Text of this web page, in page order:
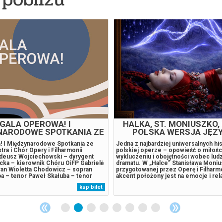
DZIADÓW, ORATORIUM
INSCENIZOWANE
brzmieniu autorstwa
i Krzysztofa Herdzina do libretta w
Tomaszuka. Arcydzieło
nowoczesnej formie. Poruszające
II częścią Dziadów Adama
siłę oratorium z
teatru. Spektakl powstał w
Teatrem Wierszalin, mającym
w interpretacji dzieł Adama
kup bilet
ICH TROJE, KONCERT
DZIECI Z DYSTROFIĄ
Stowarzyszenie „Pro Salute”
naprzeciw potrzebom dzieci chorych
mięśniową różnego typu, postanowiło
zorganizować ósmą edycję Koncertu
Dzieci z Dystrofią Mięśniową,
Kliniki Rehabilitacji Dziecięcej UMB.
odbędzie się w dniu 22.09.2026
Podlaskiej – Europejskiego